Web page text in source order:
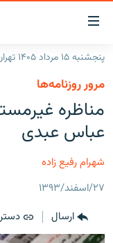
لینک‌های
قابلیت
دسترسی
بازگشت
منوی
اصلی
صفحه
ایران
جهان
فرکانس‌ها
پادکست
گزارش‌های تصویری
زنان فردا
پنجشنبه ۱۵ مرداد ۱۴۰۵ تهران ۱۱:۲۶
مرور روزنامه‌ها
مناظره
عباس عبدی
شهرام رفیع زاده
۲۷/اسفند/۱۳۹۳
ارسال